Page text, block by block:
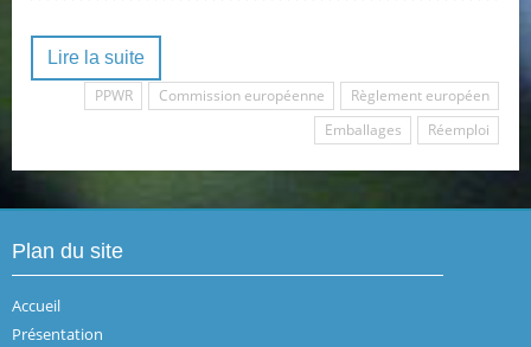
Lire la suite
PPWR
Commission européenne
Règlement européen
Emballages
Réemploi
Plan du site
Accueil
Présentation